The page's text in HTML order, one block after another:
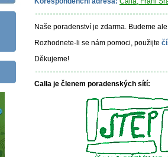
Naše poradenství je zdarma. Budeme
Rozhodnete-li se nám pomoci, použijte
Děkujeme!
Calla je členem poradenských sítí: